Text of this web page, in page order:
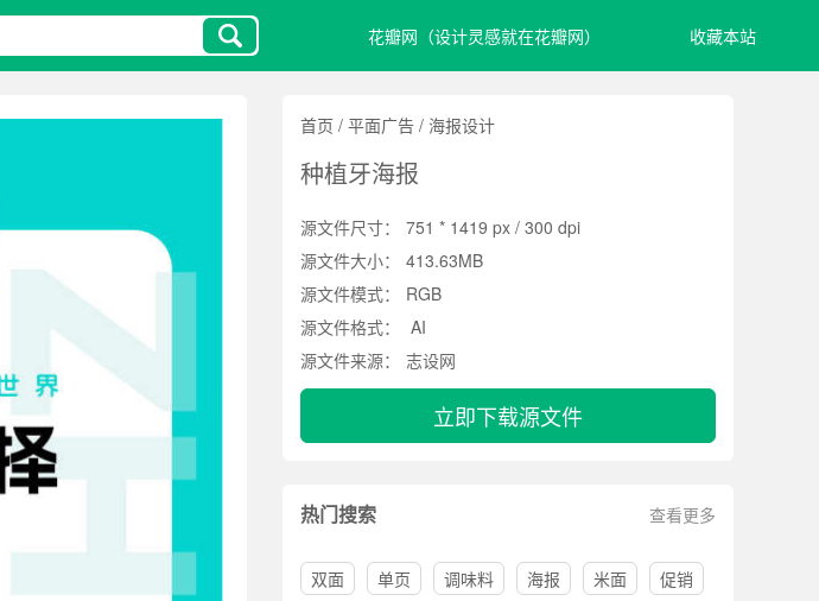
花瓣网（设计灵感就在花瓣网） 收藏本站
首页 / 平面广告 / 海报设计
种植牙海报
源文件尺寸：
751 * 1419 px / 300 dpi
源文件大小：
413.63MB
源文件模式：
RGB
源文件格式：
AI
源文件来源：
志设网
立即下载源文件
热门搜索 查看更多
双面 单页 调味料 海报 米面
促销